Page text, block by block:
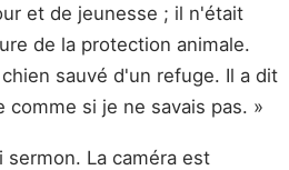
et de jeunesse ; il n'était
de la protection animale.
sauvé d'un refuge. Il a dit
comme si je ne savais pas. »
La caméra est